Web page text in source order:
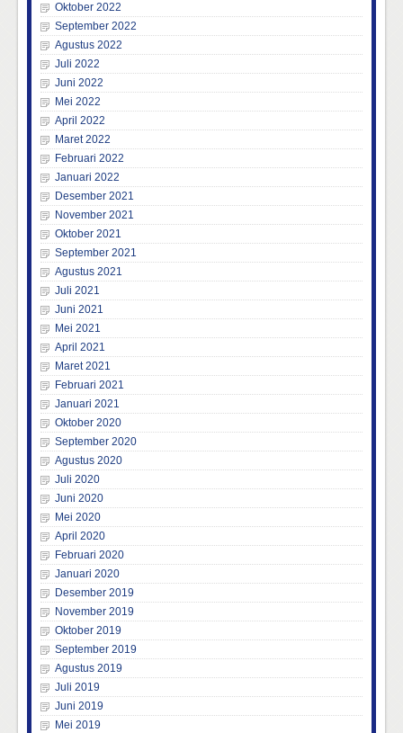
Oktober 2022
September 2022
Agustus 2022
Juli 2022
Juni 2022
Mei 2022
April 2022
Maret 2022
Februari 2022
Januari 2022
Desember 2021
November 2021
Oktober 2021
September 2021
Agustus 2021
Juli 2021
Juni 2021
Mei 2021
April 2021
Maret 2021
Februari 2021
Januari 2021
Oktober 2020
September 2020
Agustus 2020
Juli 2020
Juni 2020
Mei 2020
April 2020
Februari 2020
Januari 2020
Desember 2019
November 2019
Oktober 2019
September 2019
Agustus 2019
Juli 2019
Juni 2019
Mei 2019